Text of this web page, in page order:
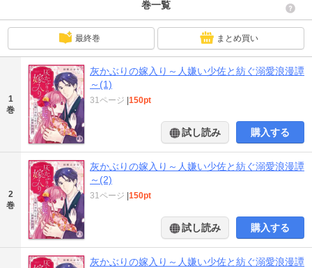
巻一覧
最終巻 まとめ買い
1
巻
灰かぶりの嫁入り～人嫌い少佐と紡ぐ溺愛浪漫譚
～(1)
31ページ |150pt
試し読み 購入する
2
巻
灰かぶりの嫁入り～人嫌い少佐と紡ぐ溺愛浪漫譚
～(2)
31ページ |150pt
試し読み 購入する
灰かぶりの嫁入り～人嫌い少佐と紡ぐ溺愛浪漫譚